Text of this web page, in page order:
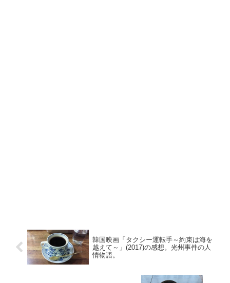
韓国映画「タクシー運転手～約束は海を
越えて～」(2017)の感想。光州事件の人
情物語。